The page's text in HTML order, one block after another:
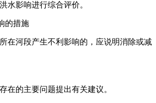
水影响进行综合评价。
的措施
在河段产生不利影响的，应说明消除或减
在的主要问题提出有关建议。